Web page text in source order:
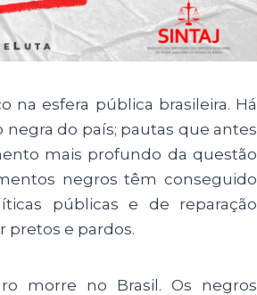
na esfera pública brasileira. Há
do país; pautas que antes
mais profundo da questão
negros têm conseguido
públicas e de reparação
pretos e pardos.
morre no Brasil. Os negros